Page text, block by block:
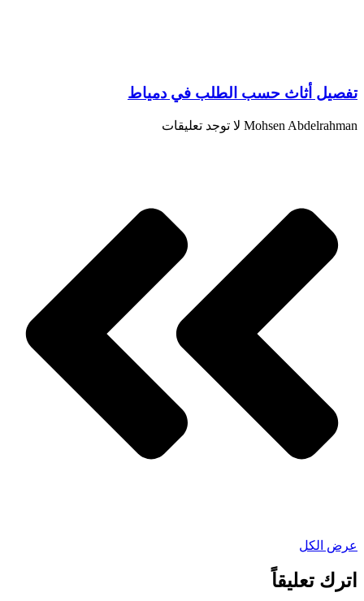
تفصيل أثاث حسب الطلب في دمياط
Mohsen Abdelrahman لا توجد تعليقات
عرض الكل
اترك تعليقاً